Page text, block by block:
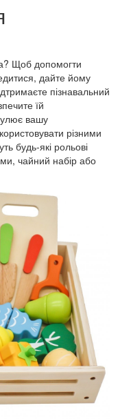
Щоб допомогти
дайте йому
пізнавальний
їй
вашу
різними
будь-які рольові
чайний набір або